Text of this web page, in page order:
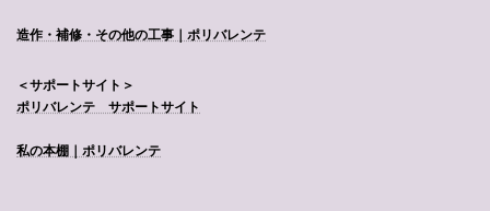
造作・補修・その他の工事｜ポリバレンテ
＜サポートサイト＞
ポリバレンテ サポートサイト
私の本棚｜ポリバレンテ